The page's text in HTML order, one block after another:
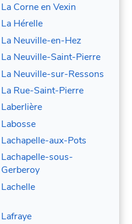
La Corne en Vexin
La Hérelle
La Neuville-en-Hez
La Neuville-Saint-Pierre
La Neuville-sur-Ressons
La Rue-Saint-Pierre
Laberlière
Labosse
Lachapelle-aux-Pots
Lachapelle-sous-
Gerberoy
Lachelle
Lafraye